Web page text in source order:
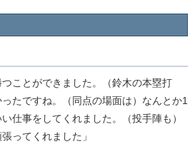
つことができました。（鈴木の本塁打
たですね。（同点の場面は）なんとか1
仕事をしてくれました。（投手陣も）
ってくれました」